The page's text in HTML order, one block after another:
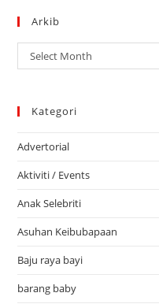
Arkib
Arkib
Select Month
Kategori
Advertorial
Aktiviti / Events
Anak Selebriti
Asuhan Keibubapaan
Baju raya bayi
barang baby